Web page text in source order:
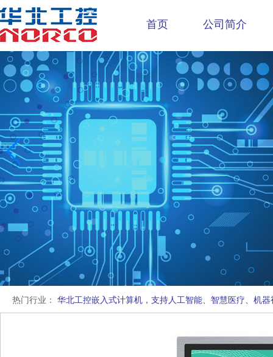
首页 公司简介
热门行业： 华北工控嵌入式计算机，支持人工智能、智慧医疗、机